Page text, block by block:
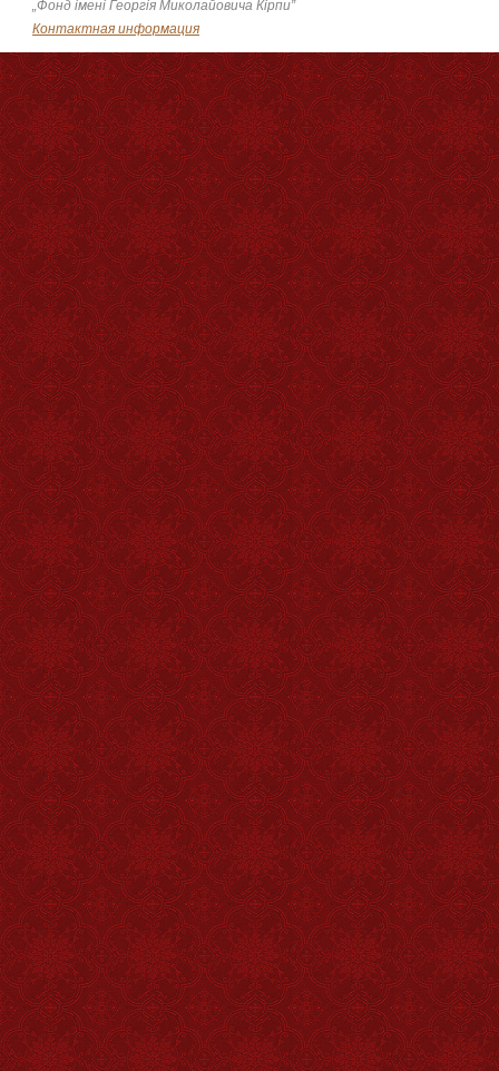
„Фонд імені Георгія Миколайовича Кірпи”
Контактная информация